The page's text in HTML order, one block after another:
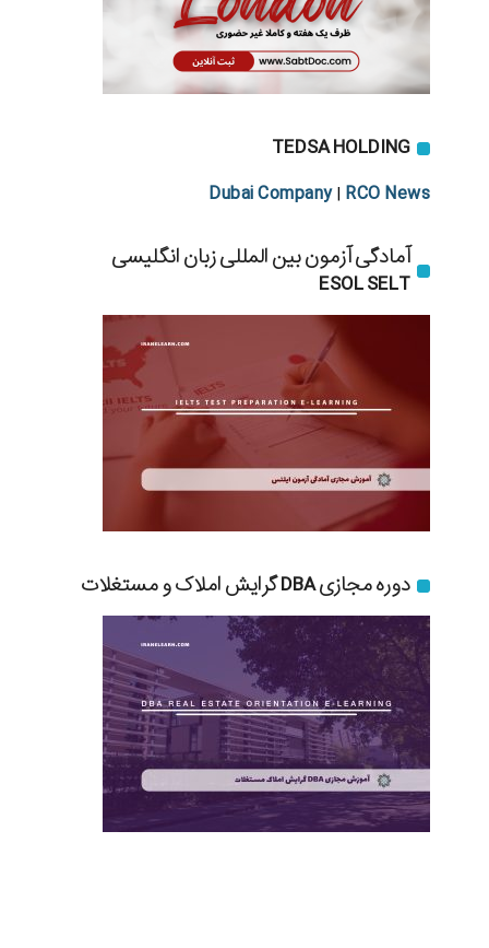
TEDSA HOLDING
Dubai Company| RCO News
آمادگی آزمون بین المللی زبان انگلیسی
ESOL SELT
دوره مجازی DBA گرایش املاک و مستغلات